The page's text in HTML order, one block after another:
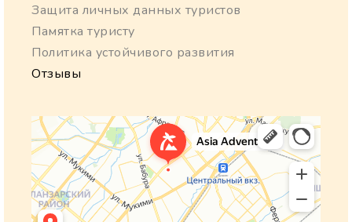
Защита личных данных туристов
Памятка туристу
Политика устойчивого развития
Отзывы